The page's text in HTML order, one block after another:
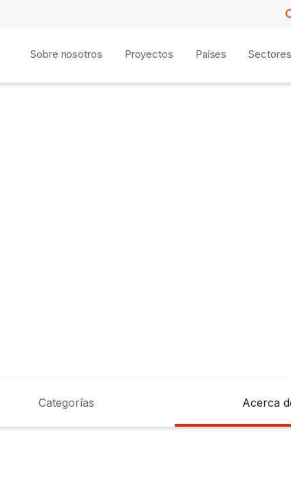
Sobre nosotros Proyectos Países Sectores
Categorías Acerca